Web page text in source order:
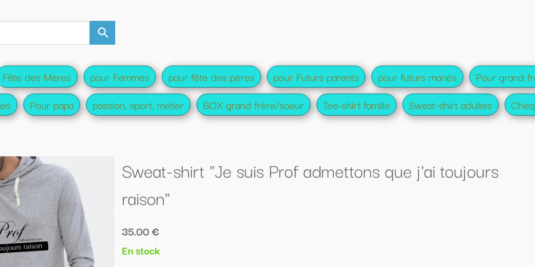
pour fête des pères pour Futurs parents pour futurs mariés
Pour grand frère et soeur amis
métier BOX grand frère/soeur Tee-shirt famille Sweat-shirt adultes Chèque cadeau
shirt "Je suis Prof admettons que j'ai toujours
€